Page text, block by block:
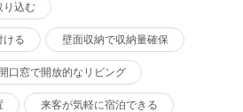
り込む
ける 壁面収納で収納量確保
口窓で開放的なリビング
来客が気軽に宿泊できる